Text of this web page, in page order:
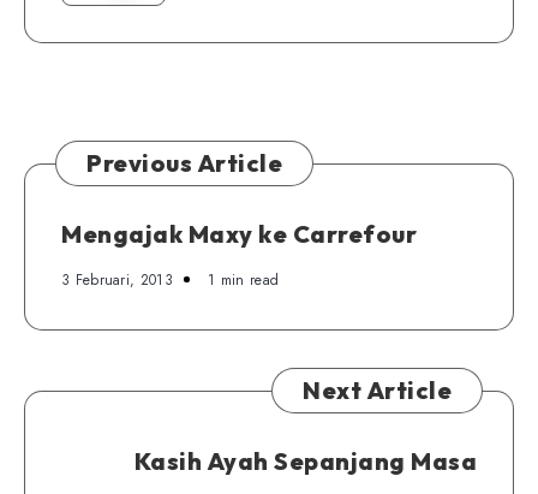
Samudra
Ancol,
Hingga
Nonton
Satwa
Previous Article
Mengajak Maxy ke Carrefour
3 Februari, 2013 1 min read
Next Article
Kasih Ayah Sepanjang Masa